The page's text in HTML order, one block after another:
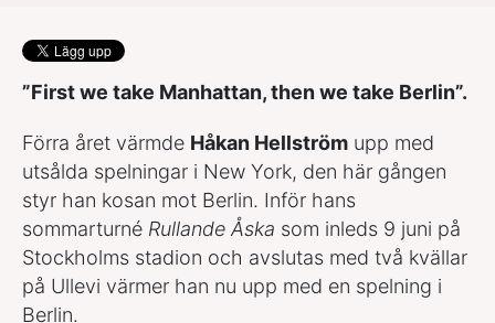
”First we take Manhattan, then we take Berlin”.
Förra året värmde Håkan Hellström upp med
utsålda spelningar i New York, den här gången
styr han kosan mot Berlin. Inför hans
sommarturné Rullande Åska som inleds 9 juni på
Stockholms stadion och avslutas med två kvällar
på Ullevi värmer han nu upp med en spelning i
Berlin.